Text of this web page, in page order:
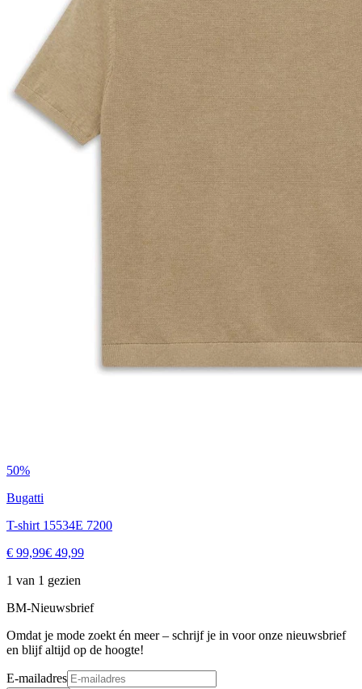
50%
Bugatti
T-shirt 15534E 7200
€ 99,99€ 49,99
1 van 1 gezien
BM-Nieuwsbrief
Omdat je mode zoekt én meer – schrijf je in voor onze nieuwsbrief
en blijf altijd op de hoogte!
E-mailadres